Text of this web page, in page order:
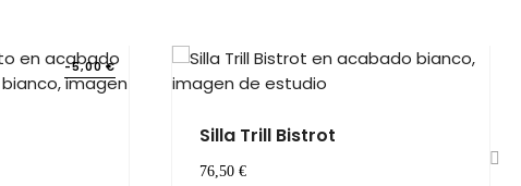
-5,00 €
Silla Trill Bistrot
76,50 €